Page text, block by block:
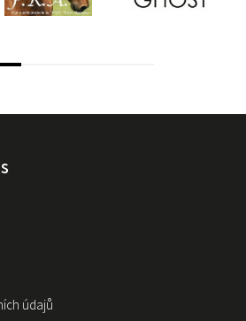
údajů